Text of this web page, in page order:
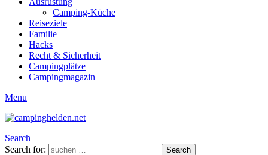
Camping-Küche
Reiseziele
Familie
Hacks
Recht & Sicherheit
Campingplätze
Campingmagazin
Menu
Search
Search for:
Search